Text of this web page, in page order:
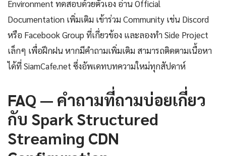
Environment ทดสอบด้วยตัวเอง อ่าน Official
Documentation เพิ่มเติม เข้าร่วม Community เช่น Discord
หรือ Facebook Group ที่เกี่ยวข้อง และลองทำ Side Project
เล็กๆ เพื่อฝึกฝน หากมีคำถามเพิ่มเติม สามารถติดตามเนื้อหา
ได้ที่ SiamCafe.net ซึ่งอัพเดทบทความใหม่ทุกสัปดาห์
FAQ — คำถามที่ถามบ่อยเกี่ยว
กับ Spark Structured
Streaming CDN